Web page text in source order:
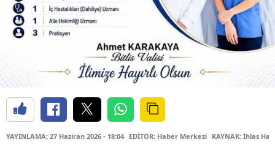
YAYINLAMA: 27 Haziran 2026 - 18:04 EDİTÖR: Haber Merkezi KAYNAK: İhlas